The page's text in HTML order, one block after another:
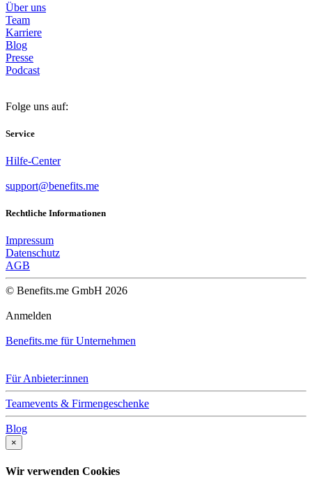
Über uns
Team
Karriere
Blog
Presse
Podcast
Folge uns auf:
Service
Hilfe-Center
support@benefits.me
Rechtliche Informationen
Impressum
Datenschutz
AGB
© Benefits.me GmbH 2026
Anmelden
Benefits.me für Unternehmen
Für Anbieter:innen
Teamevents & Firmengeschenke
Blog
×
Wir verwenden Cookies